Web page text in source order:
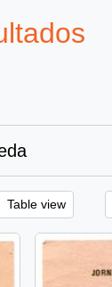
Table view